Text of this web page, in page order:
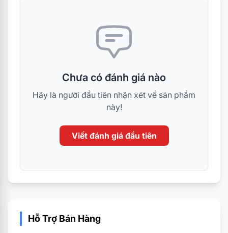
Chưa có đánh giá nào
Hãy là người đầu tiên nhận xét về sản phẩm
này!
Viết đánh giá đầu tiên
Hỗ Trợ Bán Hàng